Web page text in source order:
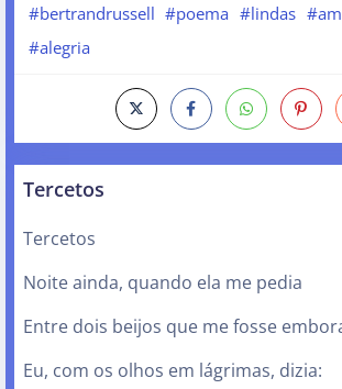
#bertrandrussell #poema #lindas
#alegria
Tercetos
Tercetos
Noite ainda, quando ela me pedia
Entre dois beijos que me fosse
Eu, com os olhos em lágrimas, dizia: